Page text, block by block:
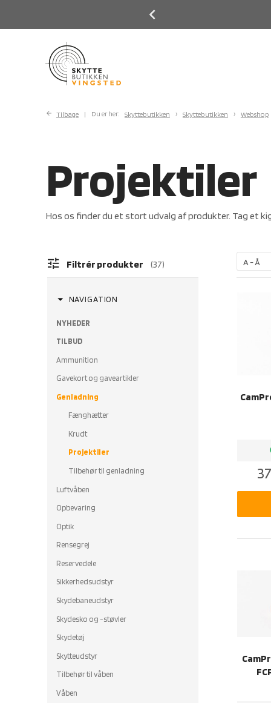
Tilbage Du er her: Skyttebutikken Skyttebutikken Webshop
Projektiler
Hos os finder du et stort udvalg af produkter. Tag et
tune Filtrér produkter 37
arrow_drop_down NAVIGATION
NYHEDER
TILBUD
Ammunition
Gavekort og gaveartikler
Genladning
Fænghætter
Krudt
Projektiler
Tilbehør til genladning
Luftvåben
Opbevaring
Optik
Rensegrej
Reservedele
Sikkerhedsudstyr
Skydebaneudstyr
Skydesko og -støvler
Skydetøj
Skytteudstyr
Tilbehør til våben
Våben